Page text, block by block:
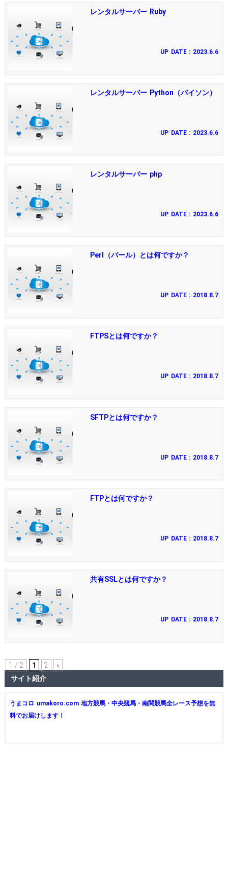
レンタルサーバー Ruby
UP DATE : 2023.6.6
レンタルサーバー Python（パイソン）
UP DATE : 2023.6.6
レンタルサーバー php
UP DATE : 2023.6.6
Perl（パール）とは何ですか？
UP DATE : 2018.8.7
FTPSとは何ですか？
UP DATE : 2018.8.7
SFTPとは何ですか？
UP DATE : 2018.8.7
FTPとは何ですか？
UP DATE : 2018.8.7
共有SSLとは何ですか？
UP DATE : 2018.8.7
1 / 2 1 2
»
サイト紹介
うまコロ umakoro.com 地方競馬・中央競馬・南関競馬全レース予想を無
料でお届けします！